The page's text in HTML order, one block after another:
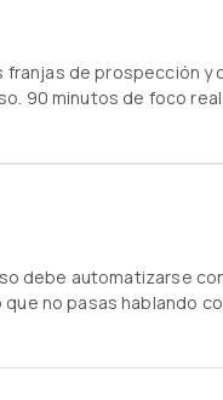
franjas de prospección y
90 minutos de foco
debe automatizarse
no pasas hablando